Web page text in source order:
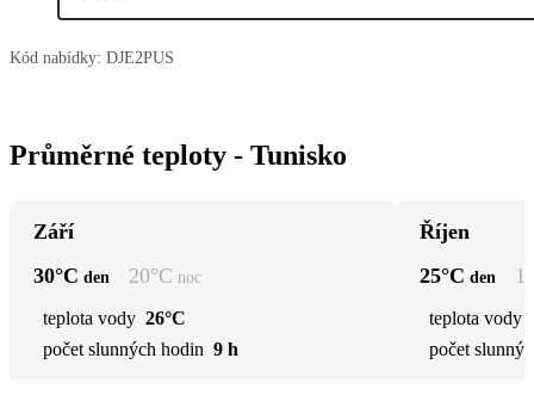
Kód nabídky: DJE2PUS
Průměrné teploty - Tunisko
Září
30°C den 20°C noc
teplota vody 26°C
počet slunných hodin 9 h
Říjen
25°C den
teplota vody
počet